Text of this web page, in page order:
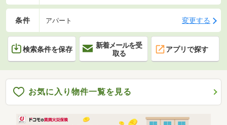
条件 アパート 変更する
検索条件を保存
新着メールを受
取る
アプリで探す
お気に入り物件一覧を見る